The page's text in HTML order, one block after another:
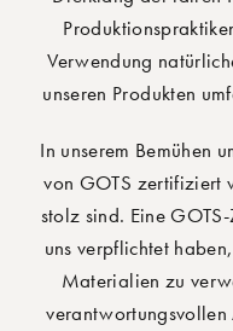
Verwendung
unseren Produkten
In unserem Bemühen
von GOTS zertifiziert
stolz sind. Eine
uns verpflichtet
Materialien zu